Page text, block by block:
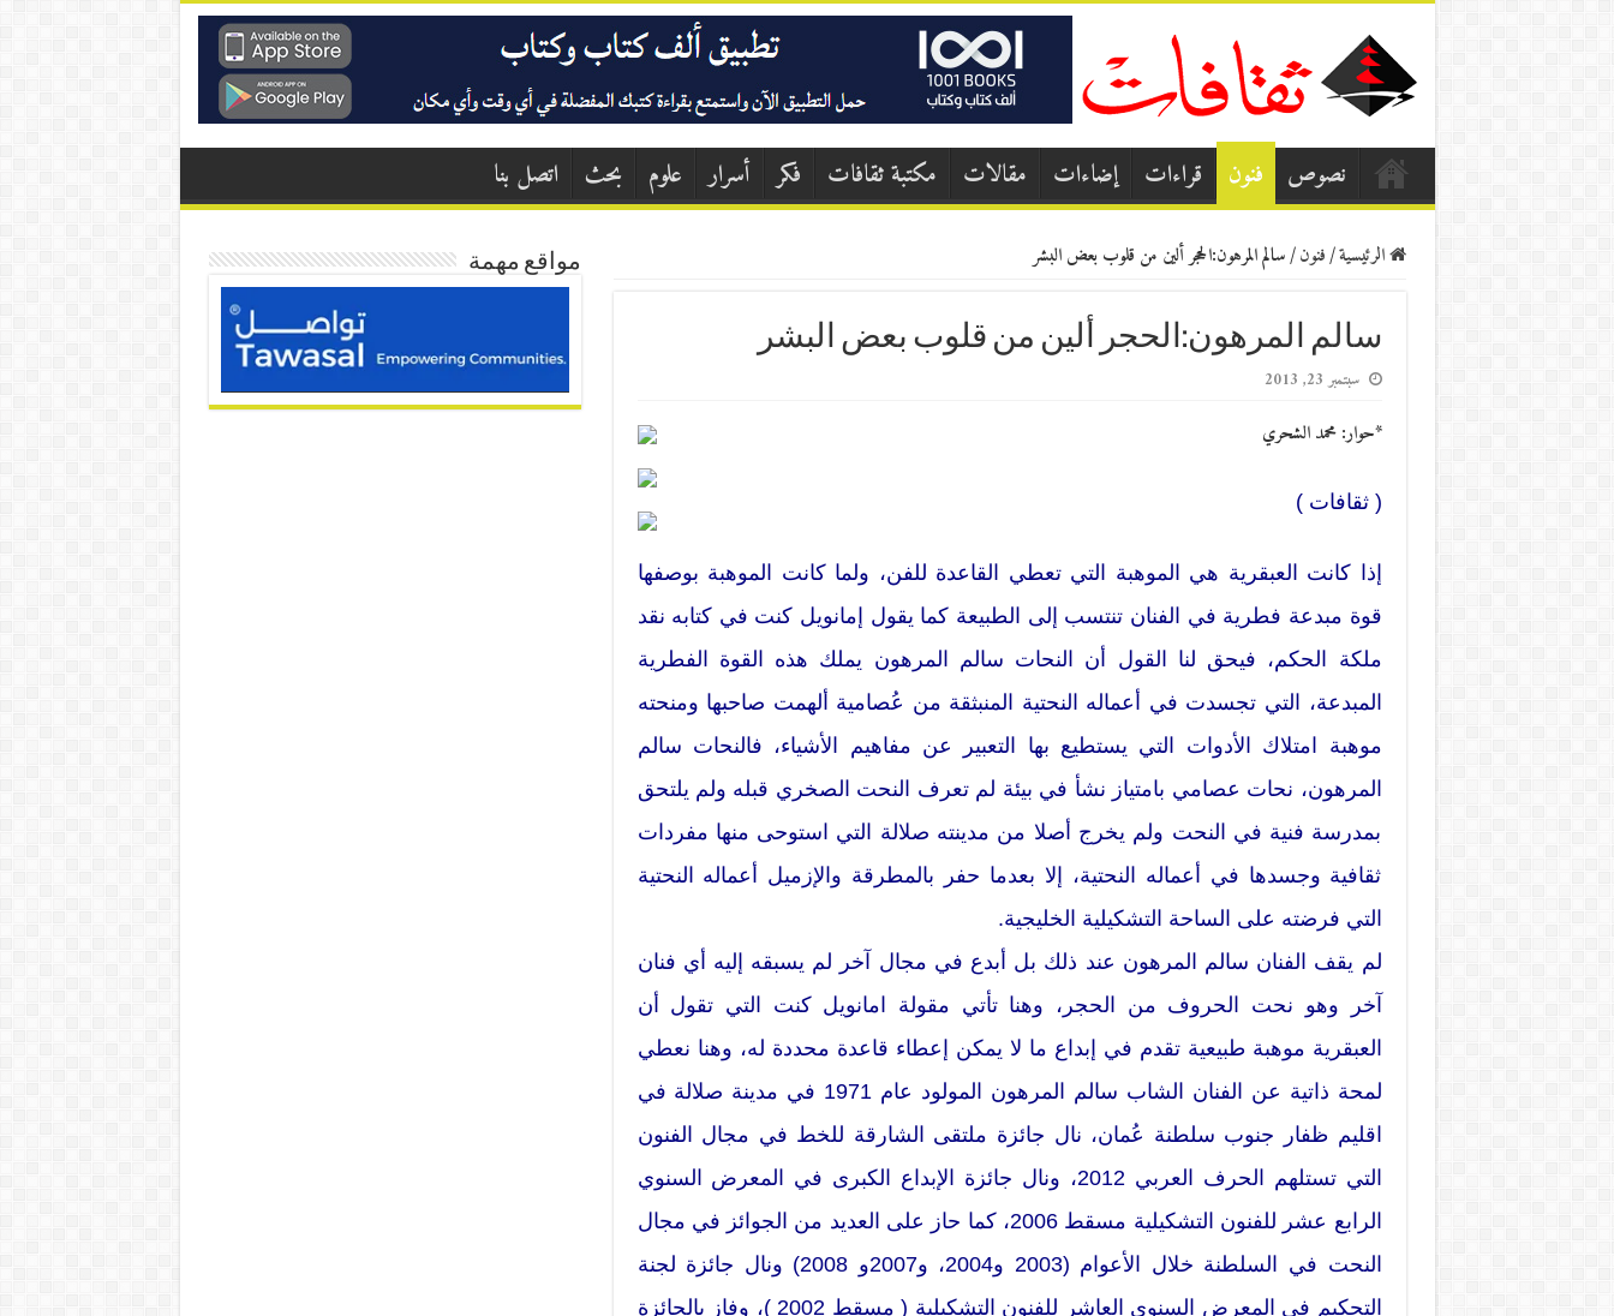
نصوص فنون قراءات إضاءات مقالات مكتبة ثقافات فكر أسرار علوم بحث اتصل بنا
الرئيسية/فنون/سالم المرهون:الحجر ألين من قلوب بعض البشر
سالم المرهون:الحجر ألين من قلوب بعض البشر
سبتمبر 23, 2013
*حوار: محمد الشحري
( ثقافات )
إذا كانت العبقرية هي الموهبة التي تعطي القاعدة للفن، ولما كانت الموهبة بوصفها
قوة مبدعة فطرية في الفنان تنتسب إلى الطبيعة كما يقول إمانويل كنت في كتابه نقد
ملكة الحكم، فيحق لنا القول أن النحات سالم المرهون يملك هذه القوة الفطرية
المبدعة، التي تجسدت في أعماله النحتية المنبثقة من عُصامية ألهمت صاحبها ومنحته
موهبة امتلاك الأدوات التي يستطيع بها التعبير عن مفاهيم الأشياء، فالنحات سالم
المرهون، نحات عصامي بامتياز نشأ في بيئة لم تعرف النحت الصخري قبله ولم يلتحق
بمدرسة فنية في النحت ولم يخرج أصلا من مدينته صلالة التي استوحى منها مفردات
ثقافية وجسدها في أعماله النحتية، إلا بعدما حفر بالمطرقة والإزميل أعماله النحتية
التي فرضته على الساحة التشكيلية الخليجية.
لم يقف الفنان سالم المرهون عند ذلك بل أبدع في مجال آخر لم يسبقه إليه أي فنان
آخر وهو نحت الحروف من الحجر، وهنا تأتي مقولة امانويل كنت التي تقول أن
العبقرية موهبة طبيعية تقدم في إبداع ما لا يمكن إعطاء قاعدة محددة له، وهنا نعطي
لمحة ذاتية عن الفنان الشاب سالم المرهون المولود عام 1971 في مدينة صلالة في
اقليم ظفار جنوب سلطنة عُمان، نال جائزة ملتقى الشارقة للخط في مجال الفنون
التي تستلهم الحرف العربي 2012، ونال جائزة الإبداع الكبرى في المعرض السنوي
الرابع عشر للفنون التشكيلية مسقط 2006، كما حاز على العديد من الجوائز في مجال
النحت في السلطنة خلال الأعوام (2003 و2004، و2007و 2008) ونال جائزة لجنة
التحكيم في المعرض السنوي العاشر للفنون التشكيلية ( مسقط 2002 )، وفاز بالجائزة
مواقع مهمة